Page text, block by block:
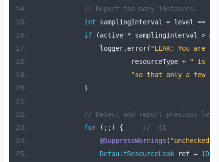
// Report too many instances.
int samplingInterval = level ==
if
(active * samplingInterval >
                logger
. error( "LEAK: You are
                        resourceType
+
" is a
"so that only a few
}
// Detect and report previous
for
(;;) {
//  @1
@SuppressWarnings ( "unchecked"
DefaultResourceLeak ref = (